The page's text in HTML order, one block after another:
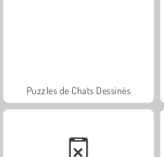
Puzzles de Chats Dessinés